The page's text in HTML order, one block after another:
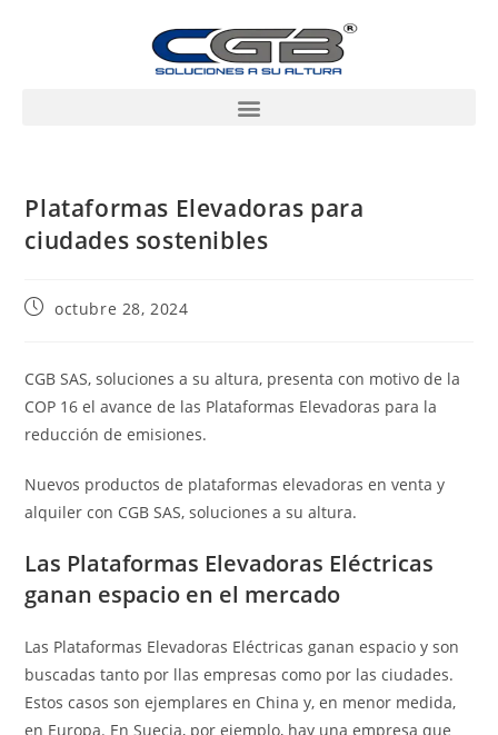
Plataformas Elevadoras para
ciudades sostenibles
octubre 28, 2024
CGB SAS, soluciones a su altura, presenta con motivo de la
COP 16 el avance de las Plataformas Elevadoras para la
reducción de emisiones.
Nuevos productos de plataformas elevadoras en venta y
alquiler con CGB SAS, soluciones a su altura.
Las Plataformas Elevadoras Eléctricas
ganan espacio en el mercado
Las Plataformas Elevadoras Eléctricas ganan espacio y son
buscadas tanto por llas empresas como por las ciudades.
Estos casos son ejemplares en China y, en menor medida,
en Europa. En Suecia, por ejemplo, hay una empresa que